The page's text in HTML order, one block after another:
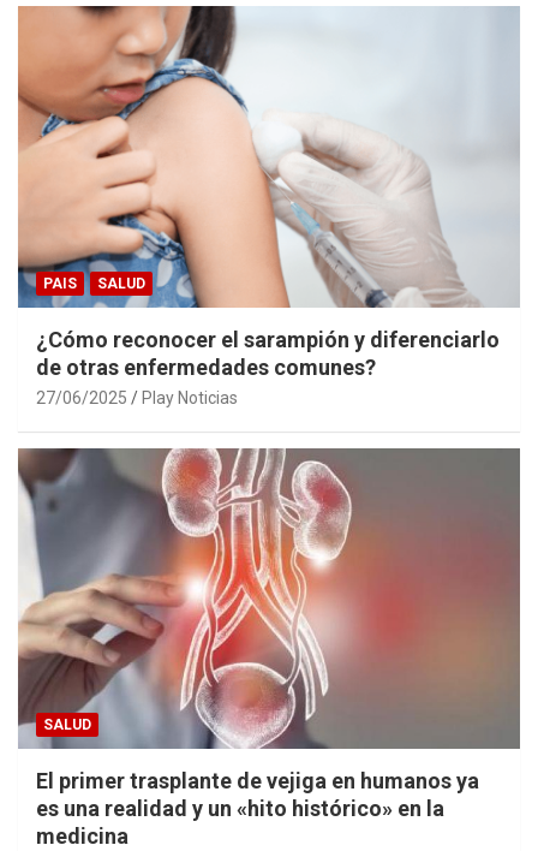
PAIS SALUD
¿Cómo reconocer el sarampión y diferenciarlo
de otras enfermedades comunes?
27/06/2025 Play Noticias
SALUD
El primer trasplante de vejiga en humanos ya
es una realidad y un «hito histórico» en la
medicina